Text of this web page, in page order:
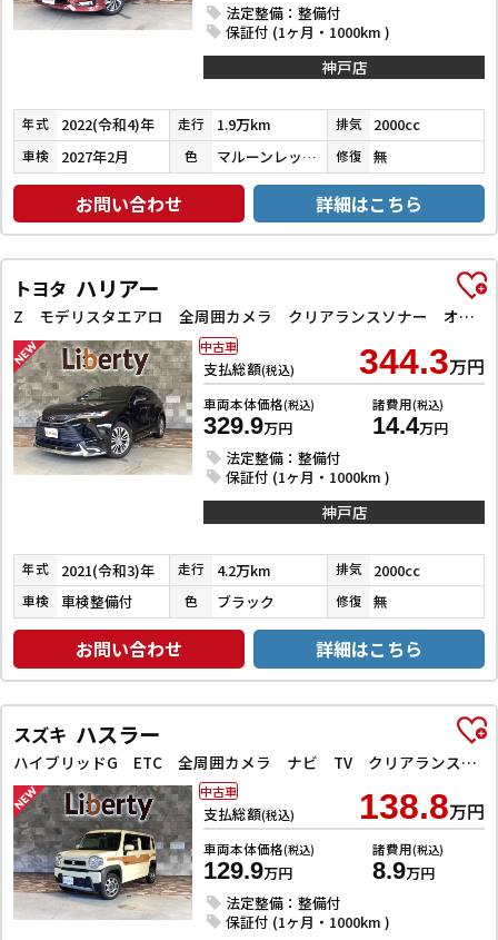
法定整備：整備付
保証付 (1ヶ月・1000km )
神戸店
年式 2022(令和4)年 走行 1.9万km 排気 2000cc
車検 2027年2月 色 マルーンレッドマルチフレックスパールメタリック 修復 無
お問い合わせ 詳細はこちら
トヨタ ハリアー
Z モデリスタエアロ 全周囲カメラ クリアランスソナー オートクルーズコントロール レーンアシスト パワーシート 衝突被害軽減システム ナビ TV オートマチックハイビーム オートライト LEDヘッドラン
支払総額(税込) 344.3万円
車両本体価格(税込)
329.9万円
諸費用(税込)
14.4万円
法定整備：整備付
保証付 (1ヶ月・1000km )
中古車
神戸店
年式 2021(令和3)年 走行 4.2万km 排気 2000cc
車検 車検整備付 色 ブラック 修復 無
お問い合わせ 詳細はこちら
スズキ ハスラー
ハイブリッドG ETC 全周囲カメラ ナビ TV クリアランスソナー オートクルーズコントロール レーンアシスト 衝突被害軽減システム オートライト スマートキー アイドリングストップ
支払総額(税込) 138.8万円
車両本体価格(税込)
129.9万円
諸費用(税込)
8.9万円
法定整備：整備付
保証付 (1ヶ月・1000km )
中古車